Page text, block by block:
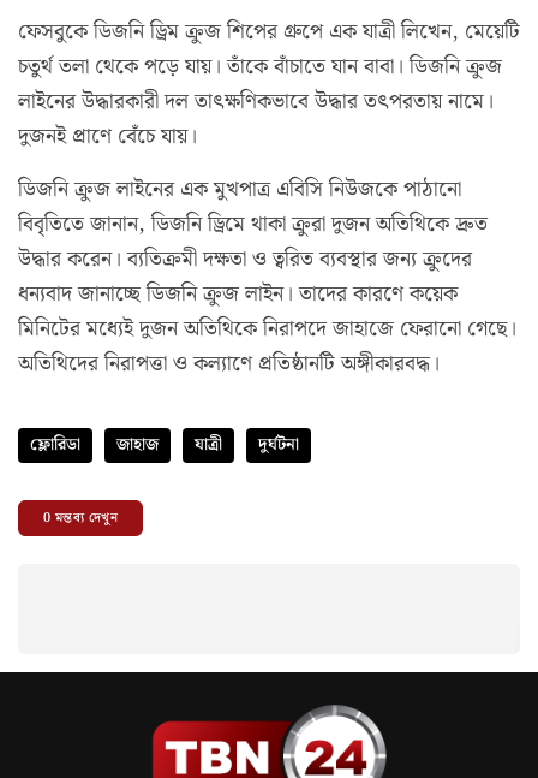
ফেসবুকে ডিজনি ড্রিম ক্রুজ শিপের গ্রুপে এক যাত্রী লিখেন, মেয়েটি
চতুর্থ তলা থেকে পড়ে যায়। তাঁকে বাঁচাতে যান বাবা। ডিজনি ক্রুজ
লাইনের উদ্ধারকারী দল তাৎক্ষণিকভাবে উদ্ধার তৎপরতায় নামে।
দুজনই প্রাণে বেঁচে যায়।
ডিজনি ক্রুজ লাইনের এক মুখপাত্র এবিসি নিউজকে পাঠানো
বিবৃতিতে জানান, ডিজনি ড্রিমে থাকা ক্রুরা দুজন অতিথিকে দ্রুত
উদ্ধার করেন। ব্যতিক্রমী দক্ষতা ও ত্বরিত ব্যবস্থার জন্য ক্রুদের
ধন্যবাদ জানাচ্ছে ডিজনি ক্রুজ লাইন। তাদের কারণে কয়েক
মিনিটের মধ্যেই দুজন অতিথিকে নিরাপদে জাহাজে ফেরানো গেছে।
অতিথিদের নিরাপত্তা ও কল্যাণে প্রতিষ্ঠানটি অঙ্গীকারবদ্ধ।
ফ্লোরিডা জাহাজ যাত্রী দুর্ঘটনা
0মন্তব্য দেখুন